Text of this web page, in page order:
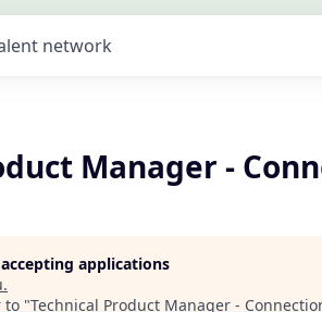
network
Manager -
applications
.
to "Technical Product Manager -